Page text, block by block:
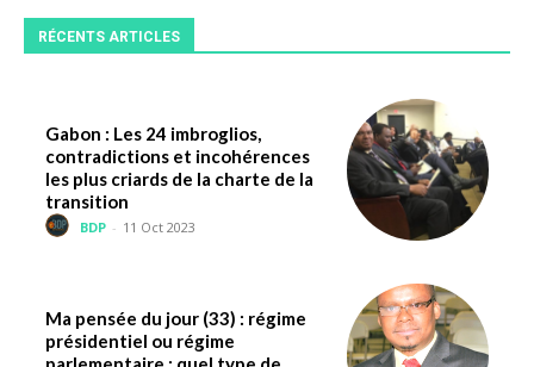
RÉCENTS ARTICLES
Gabon : Les 24 imbroglios,
contradictions et incohérences
les plus criards de la charte de la
transition
BDP - 11 Oct 2023
Ma pensée du jour (33) : régime
présidentiel ou régime